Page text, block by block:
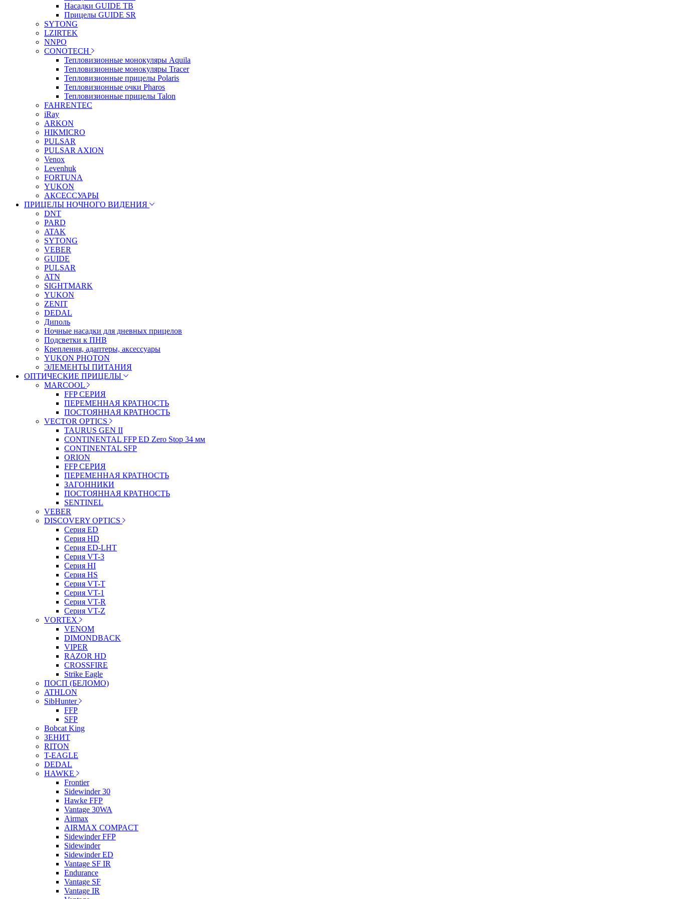
Насадки GUIDE TB
Прицелы GUIDE SR
SYTONG
LZIRTEK
NNPO
CONOTECH
Тепловизионные монокуляры Aquila
Тепловизионные монокуляры Tracer
Тепловизионные прицелы Polaris
Тепловизионные очки Pharos
Тепловизионные прицелы Talon
FAHRENTEC
iRay
ARKON
HIKMICRO
PULSAR
PULSAR AXION
Venox
Levenhuk
FORTUNA
YUKON
АКСЕССУАРЫ
ПРИЦЕЛЫ НОЧНОГО ВИДЕНИЯ
DNT
PARD
ATAK
SYTONG
VEBER
GUIDE
PULSAR
ATN
SIGHTMARK
YUKON
ZENIT
DEDAL
Диполь
Ночные насадки для дневных прицелов
Подсветки к ПНВ
Крепления, адаптеры, аксессуары
YUKON PHOTON
ЭЛЕМЕНТЫ ПИТАНИЯ
ОПТИЧЕСКИЕ ПРИЦЕЛЫ
MARCOOL
FFP СЕРИЯ
ПЕРЕМЕННАЯ КРАТНОСТЬ
ПОСТОЯННАЯ КРАТНОСТЬ
VECTOR OPTICS
TAURUS GEN II
CONTINENTAL FFP ED Zero Stop 34 мм
CONTINENTAL SFP
ORION
FFP СЕРИЯ
ПЕРЕМЕННАЯ КРАТНОСТЬ
ЗАГОННИКИ
ПОСТОЯННАЯ КРАТНОСТЬ
SENTINEL
VEBER
DISCOVERY OPTICS
Серия ED
Серия HD
Серия ED-LHT
Серия VT-3
Серия HI
Серия HS
Серия VT-T
Серия VT-1
Серия VT-R
Серия VT-Z
VORTEX
VENOM
DIMONDBACK
VIPER
RAZOR HD
CROSSFIRE
Strike Eagle
ПОСП (БЕЛОМО)
ATHLON
SibHunter
FFP
SFP
Bobcat King
ЗЕНИТ
RITON
T-EAGLE
DEDAL
HAWKE
Frontier
Sidewinder 30
Hawke FFP
Vantage 30WA
Airmax
AIRMAX COMPACT
Sidewinder FFP
Sidewinder
Sidewinder ED
Vantage SF IR
Endurance
Vantage SF
Vantage IR